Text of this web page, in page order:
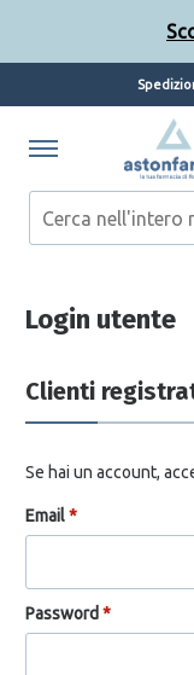
Login utente
Clienti
Se hai un account,
Email*
Password *